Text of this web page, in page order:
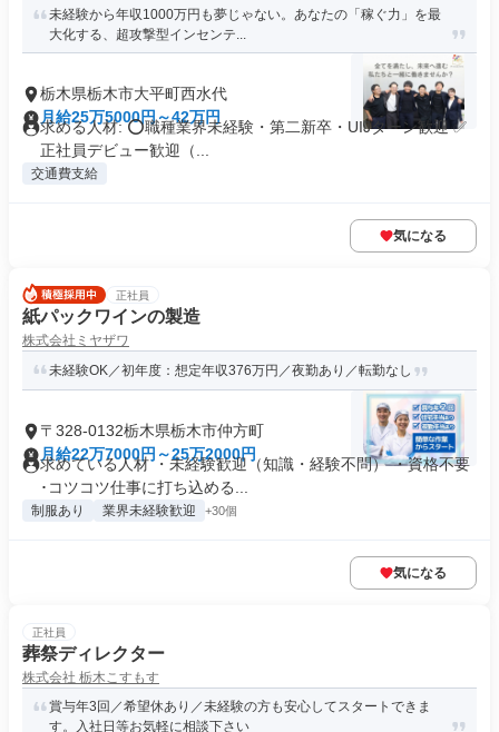
未経験から年収1000万円も夢じゃない。あなたの「稼ぐ力」を最
大化する、超攻撃型インセンテ...
栃木県栃木市大平町西水代
月給25万5000円～42万円
求める人材: ⭕職種業界未経験・第二新卒・UIJターン歓迎 ✅
正社員デビュー歓迎（...
交通費支給
気になる
正社員
紙パックワインの製造
株式会社ミヤザワ
未経験OK／初年度：想定年収376万円／夜勤あり／転勤なし
〒328-0132栃木県栃木市仲方町
月給22万7000円～25万2000円
求めている人材 ・未経験歓迎（知識・経験不問） ・資格不要
･コツコツ仕事に打ち込める...
制服あり 業界未経験歓迎 +30個
気になる
正社員
葬祭ディレクター
株式会社 栃木こすもす
賞与年3回／希望休あり／未経験の方も安心してスタートできま
す。入社日等お気軽に相談下さい